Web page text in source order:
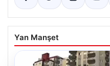
Yan Manşet